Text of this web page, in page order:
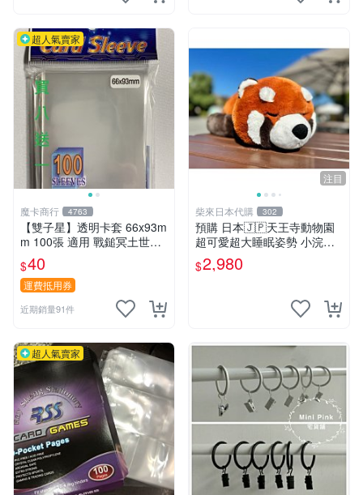
超人氣賣家
魔卡商行 4763
【雙子星】透明卡套 66x93m
m 100張 適用 戰鎚冥土世界
希德塔 卡片 第1層
$40
運費抵用券
近期銷量91件
注目
柴來日本代購 302
預購 日本🇯🇵天王寺動物園
超可愛超大睡眠姿勢 小浣熊
抱枕
$2,980
超人氣賣家